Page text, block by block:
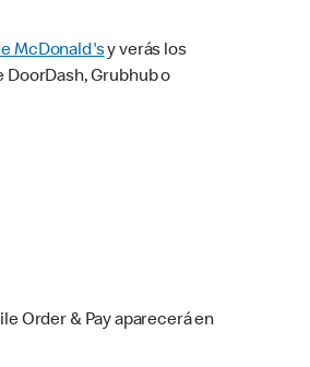
McDonald'sy verás los
DoorDash, Grubhub o
Order & Pay aparecerá en